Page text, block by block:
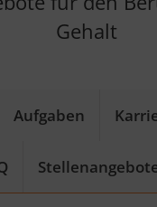
Gehalt
Aufgaben